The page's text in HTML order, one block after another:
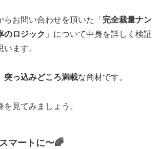
らお問い合わせを頂いた「 完全裁量ナン
のロジック 」について中身を詳しく検証
ます。
突っ込みどころ満載な商材です。
を見てみましょう。
マートに〜🌈